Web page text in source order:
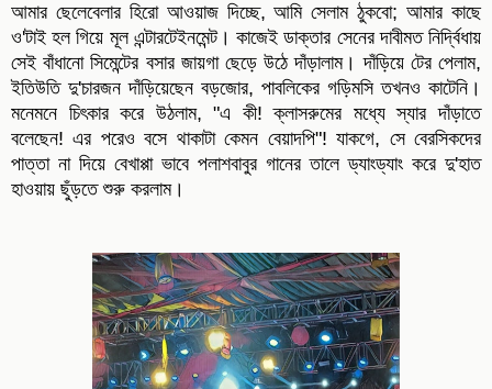
আমার ছেলেবেলার হিরো আওয়াজ দিচ্ছে, আমি সেলাম ঠুকবো; আমার কাছে
ও'টাই হল গিয়ে মূল এন্টারটেইনমেন্ট। কাজেই ডাক্তার সেনের দাবীমত নির্দ্বিধায়
সেই বাঁধানো সিমেন্টের বসার জায়গা ছেড়ে উঠে দাঁড়ালাম। দাঁড়িয়ে টের পেলাম,
ইতিউতি দু'চারজন দাঁড়িয়েছেন বড়জোর, পাবলিকের গড়িমসি তখনও কাটেনি।
মনেমনে চিৎকার করে উঠলাম, "এ কী! ক্লাসরুমের মধ্যে স্যার দাঁড়াতে
বলেছেন! এর পরেও বসে থাকাটা কেমন বেয়াদপি"! যাকগে, সে বেরসিকদের
পাত্তা না দিয়ে বেখাপ্পা ভাবে পলাশবাবুর গানের তালে ড্যাংড্যাং করে দু'হাত
হাওয়ায় ছুঁড়তে শুরু করলাম।